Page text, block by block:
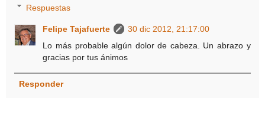
Respuestas
Felipe Tajafuerte
30 dic 2012, 21:17:00
Lo más probable algún dolor de cabeza. Un abrazo y
gracias por tus ánimos
Responder